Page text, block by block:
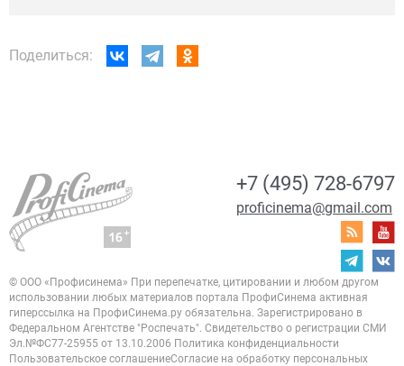
Поделиться:
+7 (495) 728-6797
proficinema@gmail.com
© ООО «Профисинема» При перепечатке, цитировании и любом другом
использовании любых материалов портала ПрофиСинема активная
гиперссылка на ПрофиСинема.ру обязательна. Зарегистрировано в
Федеральном Агентстве "Роспечать". Свидетельство о регистрации СМИ
Эл.№ФС77-25955 от 13.10.2006 Политика конфиденциальности
Пользовательское соглашениеСогласие на обработку персональных